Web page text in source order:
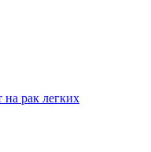
на рак легких